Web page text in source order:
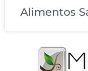
Alimentos